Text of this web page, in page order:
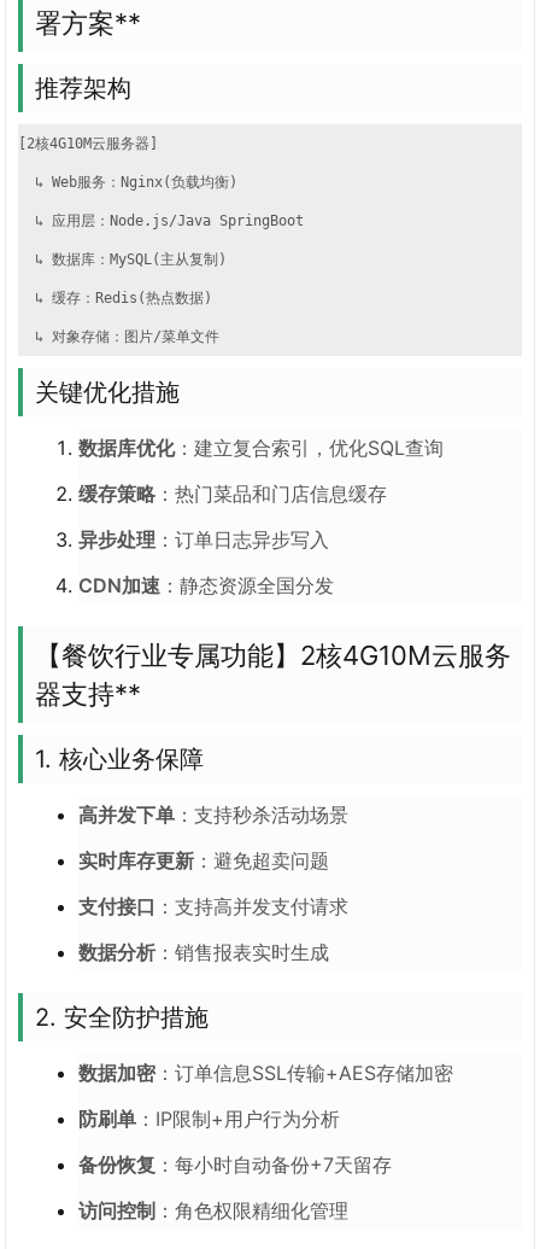
署方案**
推荐架构
[2核4G10M云服务器]
↳ Web服务：Nginx(负载均衡)
↳ 应用层：Node.js/Java SpringBoot
↳ 数据库：MySQL(主从复制)
↳ 缓存：Redis(热点数据)
↳ 对象存储：图片/菜单文件
关键优化措施
数据库优化：建立复合索引，优化SQL查询
缓存策略 ：热门菜品和门店信息缓存
异步处理 ：订单日志异步写入
CDN加速 ：静态资源全国分发
【餐饮行业专属功能】2核4G10M云服务
器支持**
1. 核心业务保障
高并发下单 ：支持秒杀活动场景
实时库存更新 ：避免超卖问题
支付接口 ：支持高并发支付请求
数据分析 ：销售报表实时生成
2. 安全防护措施
数据加密：订单信息SSL传输+AES存储加密
防刷单 ：IP限制+用户行为分析
备份恢复 ：每小时自动备份+7天留存
访问控制 ：角色权限精细化管理